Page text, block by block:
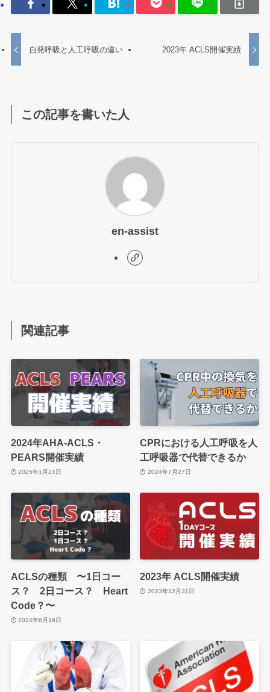
自発呼吸と人工呼吸の違い 2023年 ACLS開催実績
この記事を書いた人
en-assist
関連記事
2024年AHA-ACLS・
PEARS開催実績
2025年1月24日
CPRにおける人工呼吸を人
工呼吸器で代替できるか
2024年7月27日
ACLSの種類 〜1日コー
ス？ 2日コース？ Heart
Code？〜
2024年6月16日
2023年 ACLS開催実績
2023年12月31日